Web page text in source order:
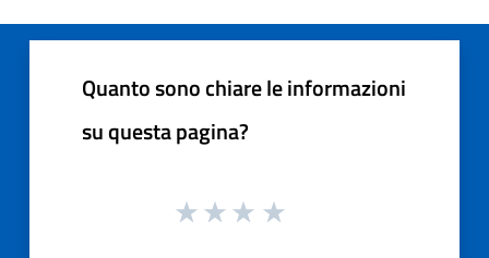
Quanto sono chiare le informazioni
su questa pagina?